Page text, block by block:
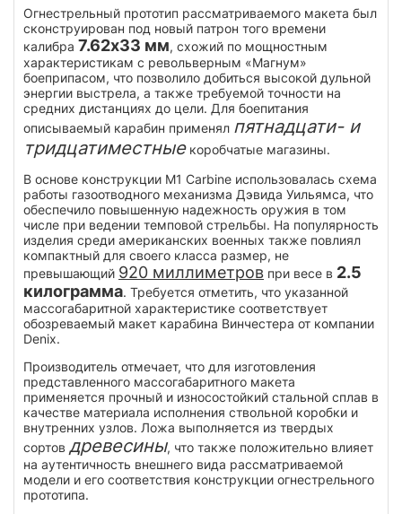
Огнестрельный прототип рассматриваемого макета был
сконструирован под новый патрон того времени
калибра 7.62x33 мм, схожий по мощностным
характеристикам с револьверным «Магнум»
боеприпасом, что позволило добиться высокой дульной
энергии выстрела, а также требуемой точности на
средних дистанциях до цели. Для боепитания
описываемый карабин применял пятнадцати- и
тридцатиместныекоробчатые магазины.
В основе конструкции M1 Carbine использовалась схема
работы газоотводного механизма Дэвида Уильямса, что
обеспечило повышенную надежность оружия в том
числе при ведении темповой стрельбы. На популярность
изделия среди американских военных также повлиял
компактный для своего класса размер, не
превышающий 920 миллиметров при весе в 2.5
килограмма. Требуется отметить, что указанной
массогабаритной характеристике соответствует
обозреваемый макет карабина Винчестера от компании
Denix.
Производитель отмечает, что для изготовления
представленного массогабаритного макета
применяется прочный и износостойкий стальной сплав в
качестве материала исполнения ствольной коробки и
внутренних узлов. Ложа выполняется из твердых
сортов древесины, что также положительно влияет
на аутентичность внешнего вида рассматриваемой
модели и его соответствия конструкции огнестрельного
прототипа.